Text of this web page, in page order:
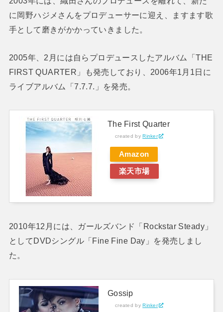
に岡野ハジメさんをプロデューサーに迎え、ますます歌
手として磨きがかかっていきました。
2005年、2月には自らプロデュースしたアルバム「THE
FIRST QUARTER」も発売しており、2006年1月1日に
ライブアルバム「7.7.7.」を発売。
The First Quarter
created by Rinker
Amazon
楽天市場
2010年12月には、ガールズバンド「Rockstar Steady」
としてDVDシングル「Fine Fine Day」を発売しまし
た。
Gossip
created by Rinker